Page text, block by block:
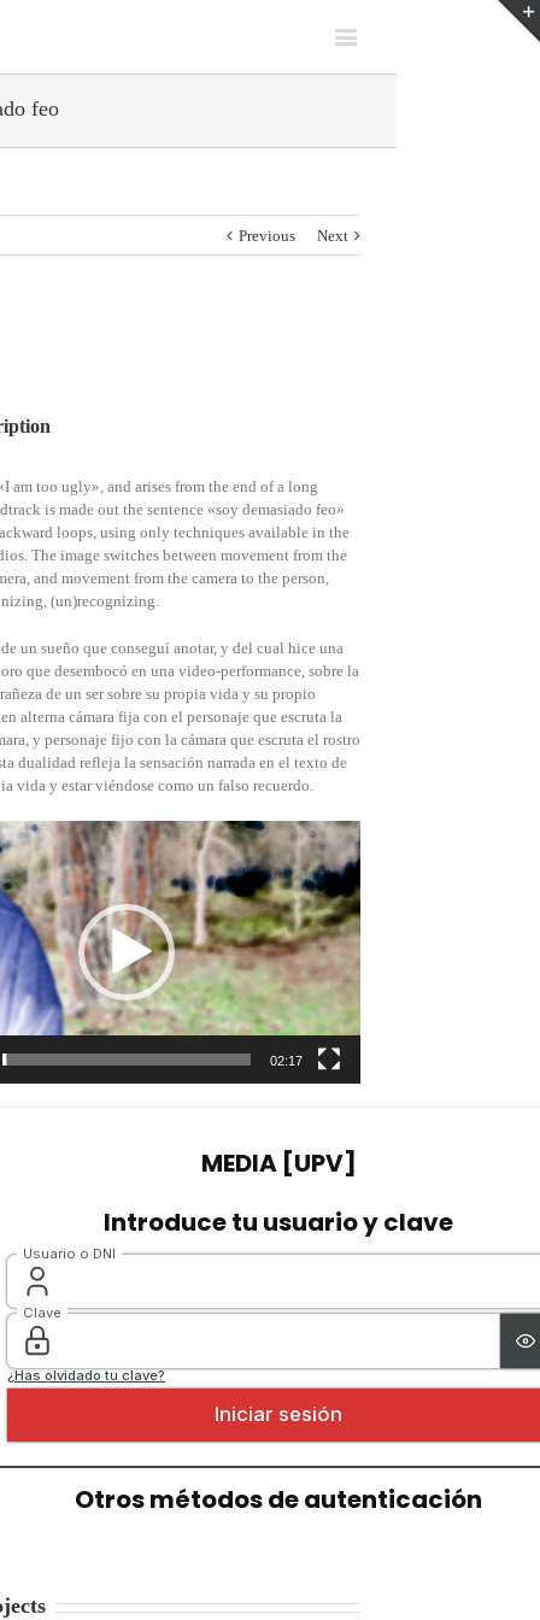
feo
Previous Next
am too ugly», and arises from the end of a long
is made out the sentence «soy demasiado feo»
loops, using only techniques available in the
The image switches between movement from the
and movement from the camera to the person,
(un)recognizing.
un sueño que conseguí anotar, y del cual hice una
que desembocó en una video-performance, sobre la
de un ser sobre su propia vida y su propio
alterna cámara fija con el personaje que escruta la
y personaje fijo con la cámara que escruta el rostro
dualidad refleja la sensación narrada en el texto de
vida y estar viéndose como un falso recuerdo.
Reproductor
de
vídeo
02:17